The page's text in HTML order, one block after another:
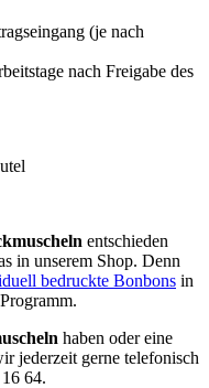
(je nach
nach Freigabe des
entschieden
in unserem Shop. Denn
bedruckte Bonbons in
haben oder eine
jederzeit gerne telefonisch
64.